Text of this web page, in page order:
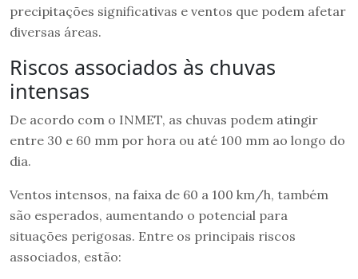
precipitações significativas e ventos que podem afetar
diversas áreas.
Riscos associados às chuvas
intensas
De acordo com o INMET, as chuvas podem atingir
entre 30 e 60 mm por hora ou até 100 mm ao longo do
dia.
Ventos intensos, na faixa de 60 a 100 km/h, também
são esperados, aumentando o potencial para
situações perigosas. Entre os principais riscos
associados, estão: